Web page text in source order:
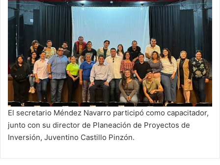
El secretario Méndez Navarro participó como capacitador,
junto con su director de Planeación de Proyectos de
Inversión, Juventino Castillo Pinzón.